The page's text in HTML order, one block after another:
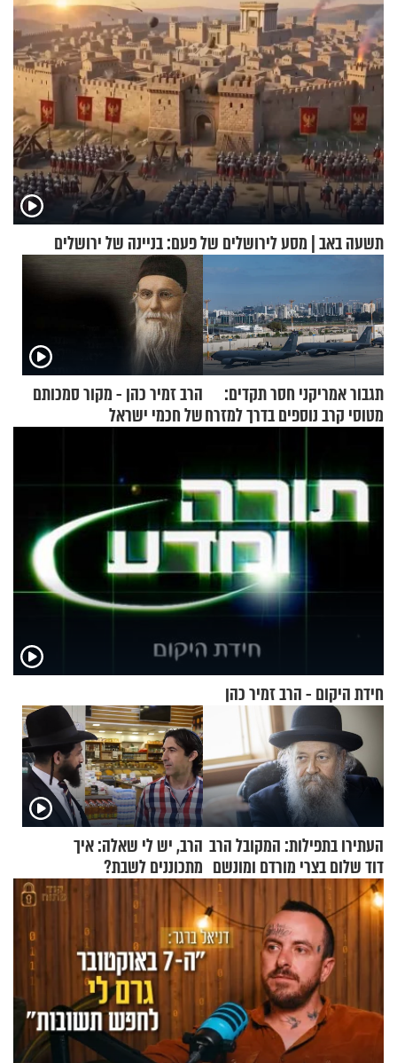
תשעה באב | מסע לירושלים של פעם: בניינה של ירושלים
תגבור אמריקני חסר תקדים:
מטוסי קרב נוספים בדרך למזרח
הרב זמיר כהן - מקור סמכותם
של חכמי ישראל
חידת היקום - הרב זמיר כהן
העתירו בתפילות: המקובל הרב
דוד שלום בצרי מורדם ומונשם
הרב, יש לי שאלה: איך
מתכוננים לשבת?